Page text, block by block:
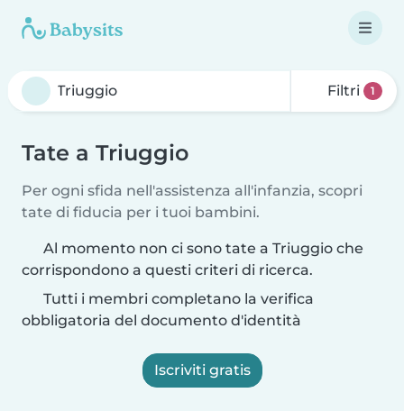
Filtri 1
Tate a Triuggio
Per ogni sfida nell'assistenza all'infanzia, scopri
tate di fiducia per i tuoi bambini.
Al momento non ci sono tate a Triuggio che
corrispondono a questi criteri di ricerca.
Tutti i membri completano la verifica
obbligatoria del documento d'identità
Iscriviti gratis